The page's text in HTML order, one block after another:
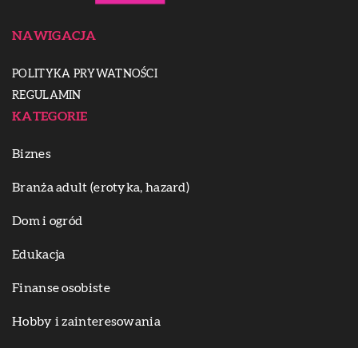
NAWIGACJA
POLITYKA PRYWATNOŚCI
REGULAMIN
KATEGORIE
Biznes
Branża adult (erotyka, hazard)
Dom i ogród
Edukacja
Finanse osobiste
Hobby i zainteresowania